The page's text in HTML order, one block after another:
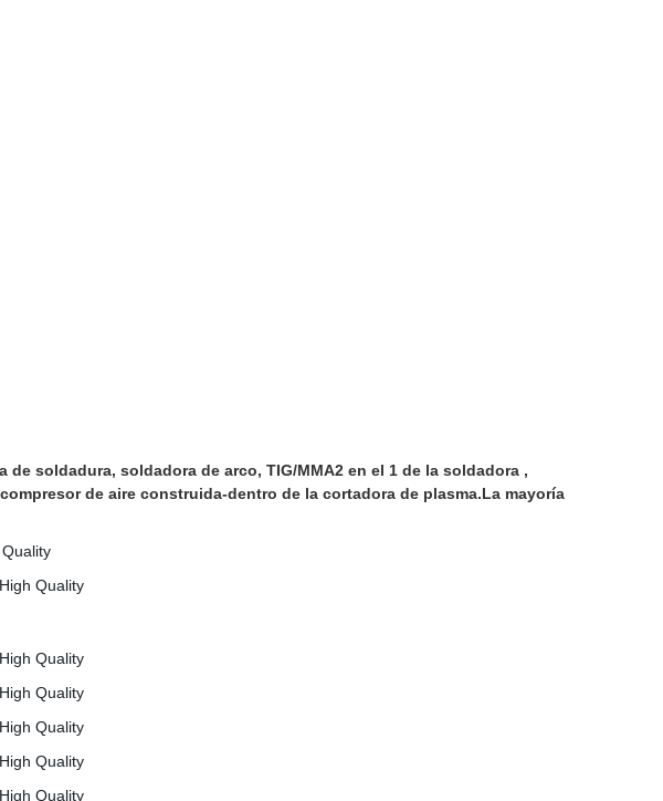
soldadura, soldadora de arco, TIG/MMA2 en el 1 de la soldadora ,
de aire construida-dentro de la cortadora de plasma.La mayoría